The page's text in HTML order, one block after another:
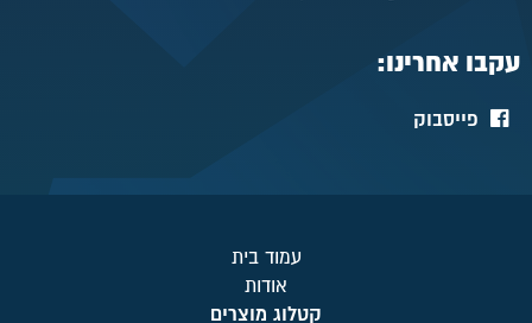
עקבו אחרינו:
פייסבוק
עמוד בית
אודות
קטלוג מוצרים